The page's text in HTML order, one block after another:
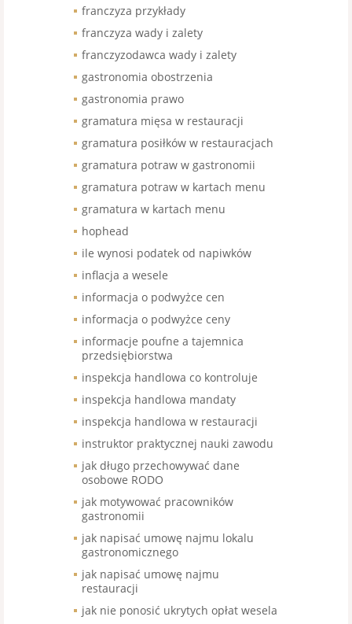
franczyza przykłady
franczyza wady i zalety
franczyzodawca wady i zalety
gastronomia obostrzenia
gastronomia prawo
gramatura mięsa w restauracji
gramatura posiłków w restauracjach
gramatura potraw w gastronomii
gramatura potraw w kartach menu
gramatura w kartach menu
hophead
ile wynosi podatek od napiwków
inflacja a wesele
informacja o podwyżce cen
informacja o podwyżce ceny
informacje poufne a tajemnica
przedsiębiorstwa
inspekcja handlowa co kontroluje
inspekcja handlowa mandaty
inspekcja handlowa w restauracji
instruktor praktycznej nauki zawodu
jak długo przechowywać dane
osobowe RODO
jak motywować pracowników
gastronomii
jak napisać umowę najmu lokalu
gastronomicznego
jak napisać umowę najmu
restauracji
jak nie ponosić ukrytych opłat wesela